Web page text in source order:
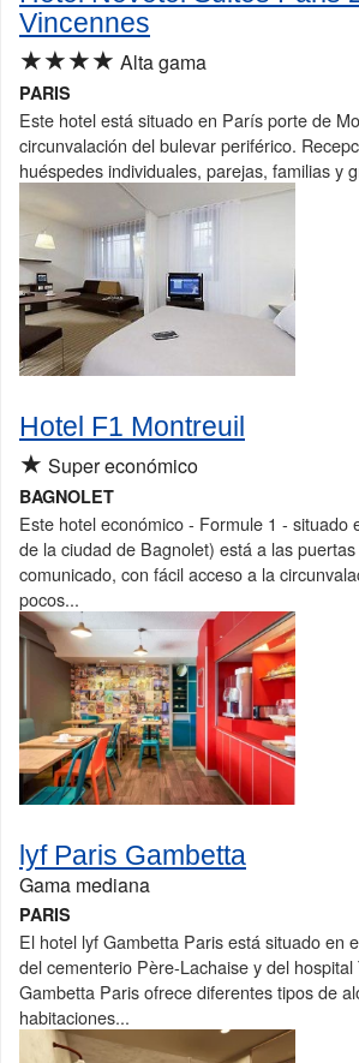
Vincennes
★★★★ Alta gama
PARIS
Este hotel está situado en París porte de
circunvalación del bulevar periférico.
huéspedes individuales, parejas, familias y
Hotel F1 Montreuil
★ Super económico
BAGNOLET
Este hotel económico - Formule 1 - situado
de la ciudad de Bagnolet) está a las
comunicado, con fácil acceso a la
pocos...
lyf Paris Gambetta
Gama mediana
PARIS
El hotel lyf Gambetta Paris está situado en
del cementerio Père-Lachaise y del hospital
Gambetta Paris ofrece diferentes tipos de
habitaciones...